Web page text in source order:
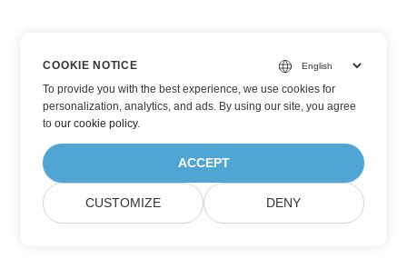
COOKIE NOTICE
To provide you with the best experience, we use cookies for
personalization, analytics, and ads. By using our site, you agree
toour cookie policy.
ACCEPT
CUSTOMIZE DENY